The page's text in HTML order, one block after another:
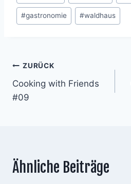
#gastronomie #waldhaus
Beitragsnavigation
ZURÜCK
Cooking with Friends
#09
Ähnliche Beiträge